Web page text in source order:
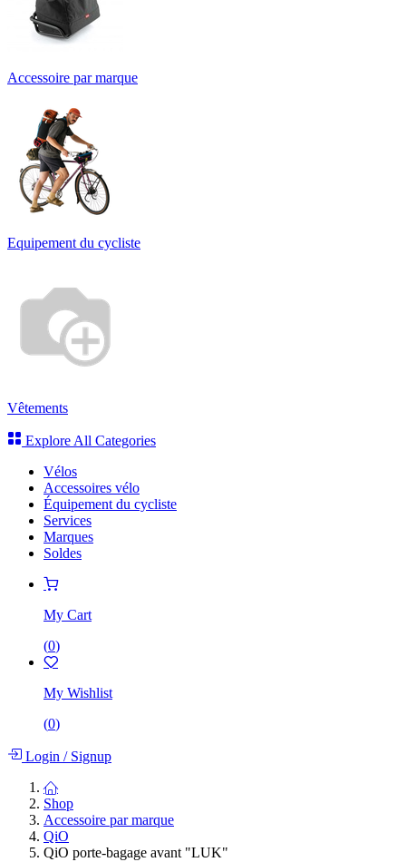
Accessoire par marque
Equipement du cycliste
Vêtements
Explore All Categories
Vélos
Accessoires vélo
Équipement du cycliste
Services
Marques
Soldes
My Cart
(0)
My Wishlist
(0)
Login /Signup
Shop
Accessoire par marque
QiO
QiO porte-bagage avant "LUK"